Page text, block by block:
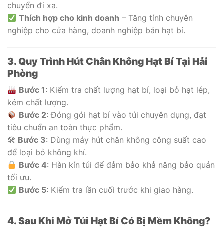
chuyển đi xa.
Thích hợp cho kinh doanh – Tăng tính chuyên
nghiệp cho cửa hàng, doanh nghiệp bán hạt bí.
3. Quy Trình Hút Chân Không Hạt Bí Tại Hải
Phòng
Bước 1: Kiểm tra chất lượng hạt bí, loại bỏ hạt lép,
kém chất lượng.
Bước 2: Đóng gói hạt bí vào túi chuyên dụng, đạt
tiêu chuẩn an toàn thực phẩm.
🛠 Bước 3: Dùng máy hút chân không công suất cao
để loại bỏ không khí.
Bước 4: Hàn kín túi để đảm bảo khả năng bảo quản
tối ưu.
Bước 5: Kiểm tra lần cuối trước khi giao hàng.
4. Sau Khi Mở Túi Hạt Bí Có Bị Mềm Không?